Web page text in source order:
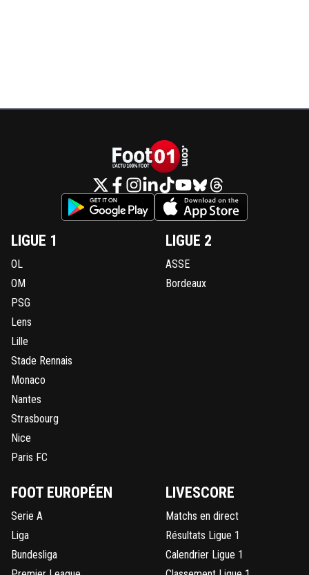
LIGUE 1
OL
OM
PSG
Lens
Lille
Stade Rennais
Monaco
Nantes
Strasbourg
Nice
Paris FC
LIGUE 2
ASSE
Bordeaux
FOOT EUROPÉEN
Serie A
Liga
Bundesliga
LIVESCORE
Matchs en direct
Résultats Ligue 1
Calendrier Ligue 1